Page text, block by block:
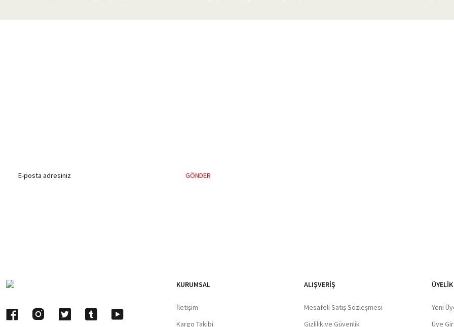
GÖNDER
KURUMSAL
İletişim
Kargo Takibi
ALIŞVERIŞ
Mesafeli Satış Sözleşmesi
Gizlilik ve Güvenlik
ÜYELİK
Yeni
Üye